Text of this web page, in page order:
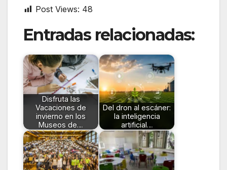
Post Views: 48
Entradas relacionadas:
Disfruta las
Vacaciones de
invierno en los
Museos de…
Del dron al escáner:
la inteligencia
artificial…